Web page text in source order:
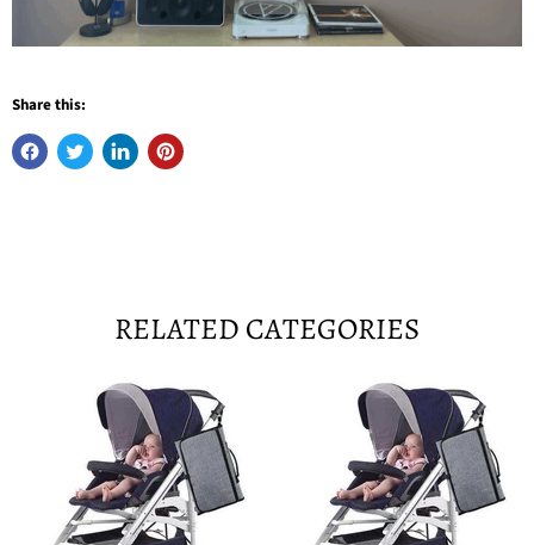
Share this:
RELATED CATEGORIES